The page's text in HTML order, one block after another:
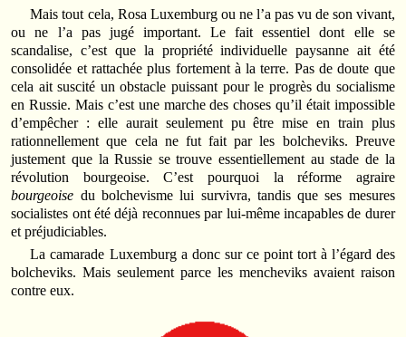
Mais tout cela, Rosa Luxemburg ou ne l’a pas vu de son vivant,
ou ne l’a pas jugé important. Le fait essentiel dont elle se
scandalise, c’est que la propriété individuelle paysanne ait été
consolidée et rattachée plus fortement à la terre. Pas de doute que
cela ait suscité un obstacle puissant pour le progrès du socialisme
en Russie. Mais c’est une marche des choses qu’il était impossible
d’empêcher : elle aurait seulement pu être mise en train plus
rationnellement que cela ne fut fait par les bolcheviks. Preuve
justement que la Russie se trouve essentiellement au stade de la
révolution bourgeoise. C’est pourquoi la réforme agraire
bourgeoise du bolchevisme lui survivra, tandis que ses mesures
socialistes ont été déjà reconnues par lui-même incapables de durer
et préjudiciables.
La camarade Luxemburg a donc sur ce point tort à l’égard des
bolcheviks. Mais seulement parce les mencheviks avaient raison
contre eux.